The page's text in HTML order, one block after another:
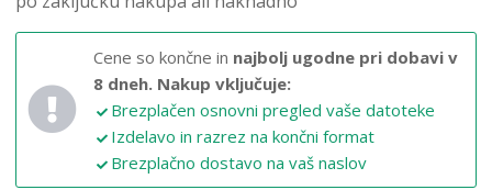
Cene so končne in najbolj ugodne pri dobavi v
8 dneh. Nakup vključuje:
Brezplačen osnovni pregled vaše datoteke
Izdelavo in razrez na končni format
Brezplačno dostavo na vaš naslov